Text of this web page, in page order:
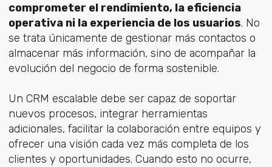
comprometer el rendimiento, la eficiencia
operativa ni la experiencia de los usuarios. No
se trata únicamente de gestionar más contactos o
almacenar más información, sino de acompañar la
evolución del negocio de forma sostenible.
Un CRM escalable debe ser capaz de soportar
nuevos procesos, integrar herramientas
adicionales, facilitar la colaboración entre equipos y
ofrecer una visión cada vez más completa de los
clientes y oportunidades. Cuando esto no ocurre,